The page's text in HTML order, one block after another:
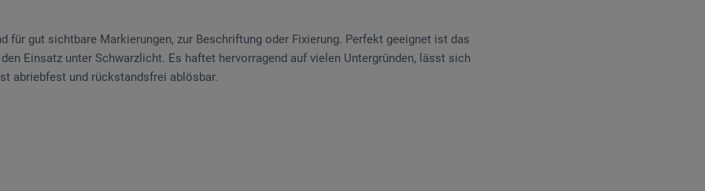
für gut sichtbare Markierungen, zur Beschriftung oder Fixierung. Perfekt geeignet ist das
Einsatz unter Schwarzlicht. Es haftet hervorragend auf vielen Untergründen, lässt sich
abriebfest und rückstandsfrei ablösbar.